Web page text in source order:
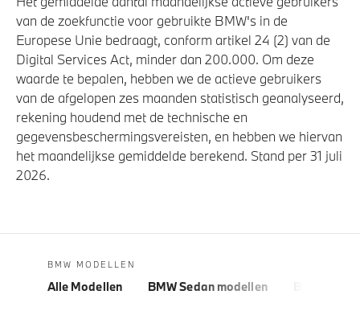
van de zoekfunctie voor gebruikte BMW's in de
Europese Unie bedraagt, conform artikel 24 (2) van de
Digital Services Act, minder dan 200.000. Om deze
waarde te bepalen, hebben we de actieve gebruikers
van de afgelopen zes maanden statistisch geanalyseerd,
rekening houdend met de technische en
gegevensbeschermingsvereisten, en hebben we hiervan
het maandelijkse gemiddelde berekend. Stand per 31 juli
2026.
BMW MODELLEN
Alle Modellen BMW Sedan modellen